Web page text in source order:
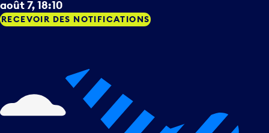
RECEVOIR DES NOTIFICATIONS